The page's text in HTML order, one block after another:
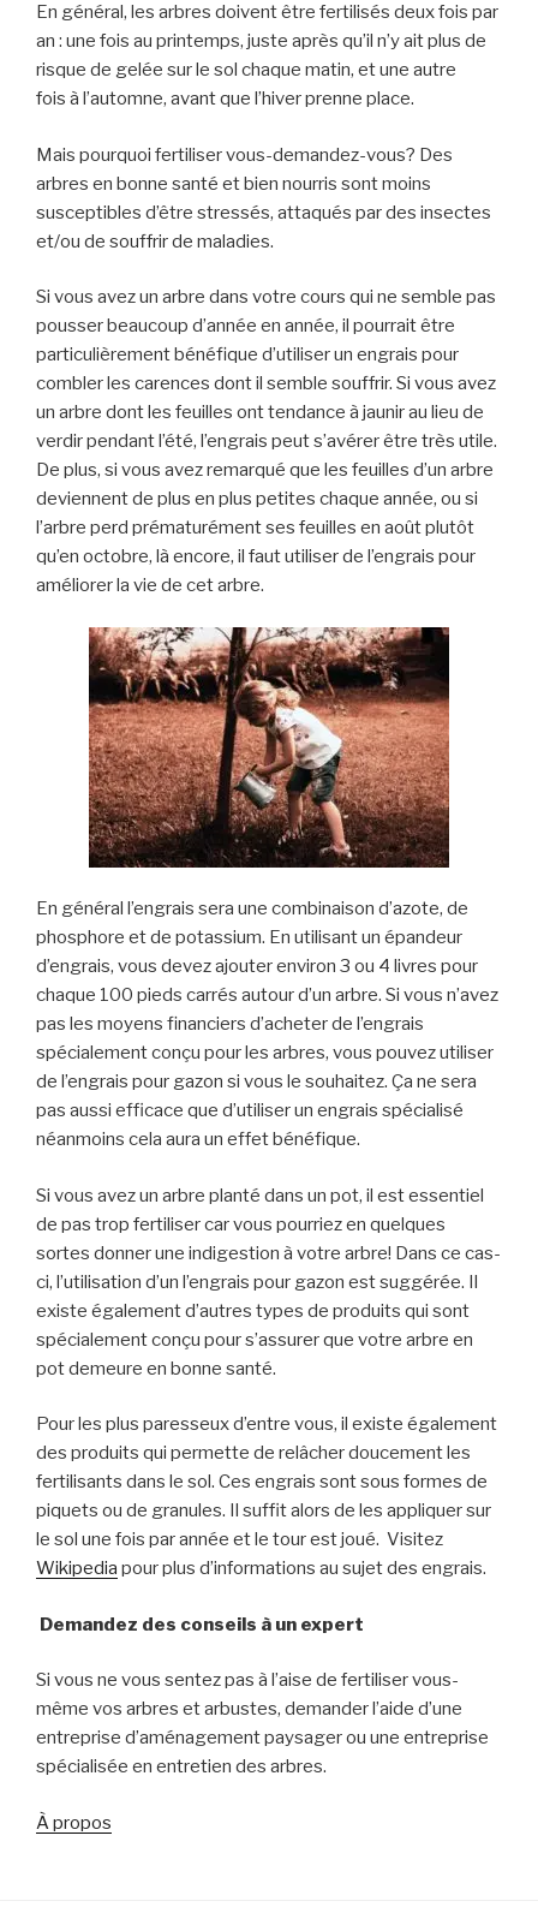
En général, les arbres doivent être fertilisés deux fois par
an : une fois au printemps, juste après qu’il n’y ait plus de
risque de gelée sur le sol chaque matin, et une autre
fois à l’automne, avantque l’hiver prenne place.
Mais pourquoi fertiliser vous-demandez-vous? Des
arbres en bonne santé et bien nourris sont moins
susceptibles d’être stressés, attaqués par des insectes
et/ou de souffrir de maladies.
Si vous avez un arbre dans votre cours qui ne semble pas
pousser beaucoup d’année en année, il pourraitêtre
particulièrement bénéfique d’utiliserun engrais pour
combler les carences dont il semble souffrir. Si vous avez
un arbre dont les feuilles ont tendance à jaunir au lieu de
verdir pendant l’été, l’engrais peuts’avérer être très utile.
De plus, si vous avez remarqué que les feuilles d’un arbre
deviennent de plus en plus petites chaque année, ou si
l’arbre perd prématurément ses feuilles en août plutôt
qu’en octobre, là encore, il faut utiliser de l’engrais pour
améliorer la vie de cet arbre.
En général l’engrais sera une combinaison d’azote, de
phosphore et de potassium. En utilisant un épandeur
d’engrais, vous devez ajouter environ 3 ou 4 livres pour
chaque 100 pieds carrés autour d’un arbre. Si vous n’avez
pas les moyens financiers d’acheter de l’engrais
spécialement conçu pour les arbres, vous pouvez utiliser
de l’engrais pour gazon si vous le souhaitez. Ça ne sera
pas aussi efficace que d’utiliser un engrais spécialisé
néanmoins cela aura un effet bénéfique.
Si vous avez un arbre planté dans un pot, il est essentiel
de pas trop fertiliser car vous pourriez en quelques
sortes donner une indigestion à votre arbre! Dans ce cas-
ci, l’utilisation d’un l’engrais pour gazon estsuggérée. Il
existe également d’autres types de produits qui sont
spécialement conçu pour s’assurerque votre arbre en
potdemeure en bonne santé.
Pour les plus paresseux d’entre vous, il existe également
des produits qui permette de relâcher doucement les
fertilisants dans le sol. Ces engrais sont sous formes de
piquets ou de granules. Il suffit alors de les appliquer sur
le sol une fois par année et le tour est joué. Visitez
Wikipedia pour plus d’informations au sujet des engrais.
Demandez des conseils à un expert
Si vous ne vous sentez pas à l’aise de fertiliser vous-
même vos arbres et arbustes, demander l’aide d’une
entreprise d’aménagement paysagerou une entreprise
spécialisée en entretien des arbres.
À propos